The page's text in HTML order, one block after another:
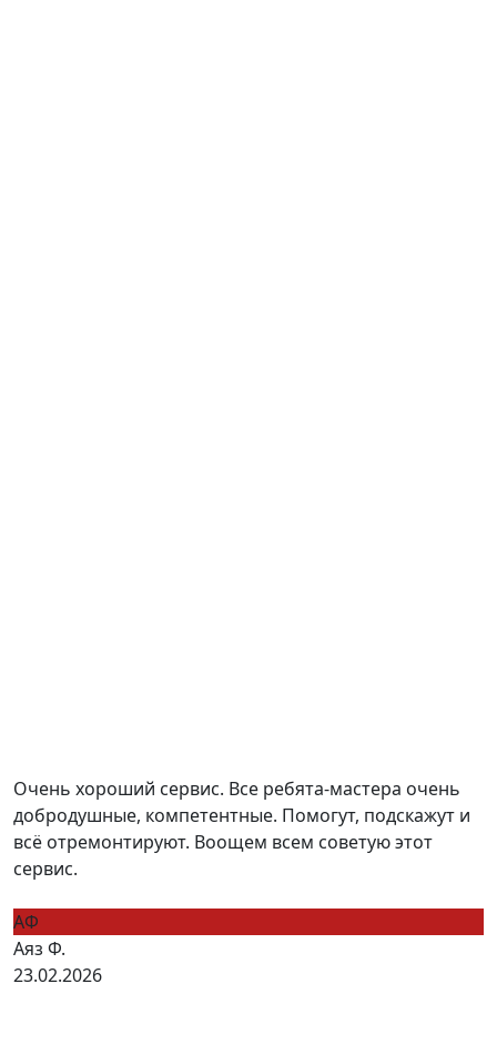
Очень хороший сервис. Все ребята-мастера очень
добродушные, компетентные. Помогут, подскажут и
всё отремонтируют. Воощем всем советую этот
сервис.
АФ
Аяз Ф.
23.02.2026